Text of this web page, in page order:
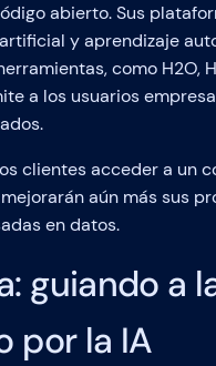
abierto. Sus
y aprendizaje
como H2O,
a los usuarios
clientes acceder a un
aún más sus
en datos.
guiando a
por la IA